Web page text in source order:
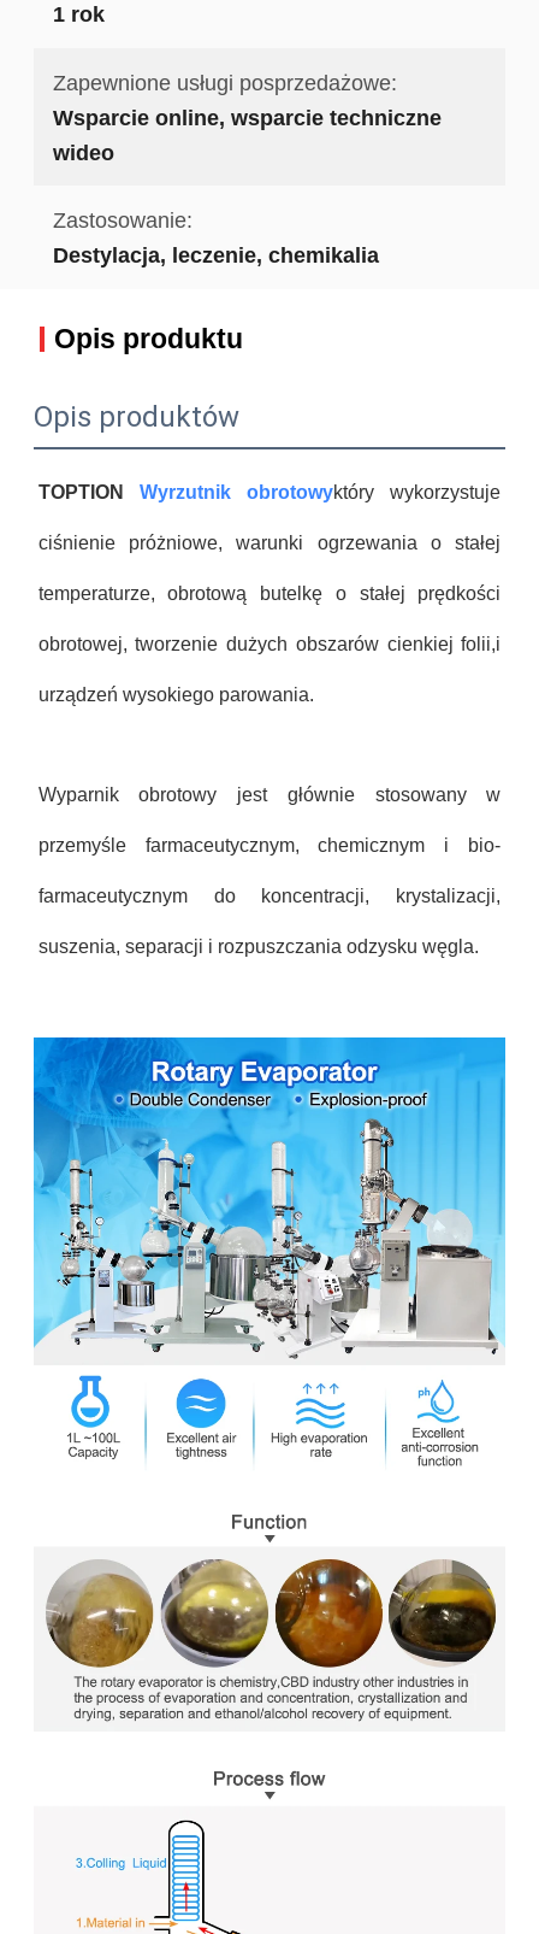
1 rok
Zapewnione usługi posprzedażowe:
Wsparcie online, wsparcie techniczne
wideo
Zastosowanie:
Destylacja, leczenie, chemikalia
Opis produktu
Opis produktów
TOPTION Wyrzutnik obrotowyktóry wykorzystuje
ciśnienie próżniowe, warunki ogrzewania o stałej
temperaturze, obrotową butelkę o stałej prędkości
obrotowej, tworzenie dużych obszarów cienkiej folii,i
urządzeń wysokiego parowania.
Wyparnik obrotowy jest głównie stosowany w
przemyśle farmaceutycznym, chemicznym i bio-
farmaceutycznym do koncentracji, krystalizacji,
suszenia, separacji i rozpuszczania odzysku węgla.